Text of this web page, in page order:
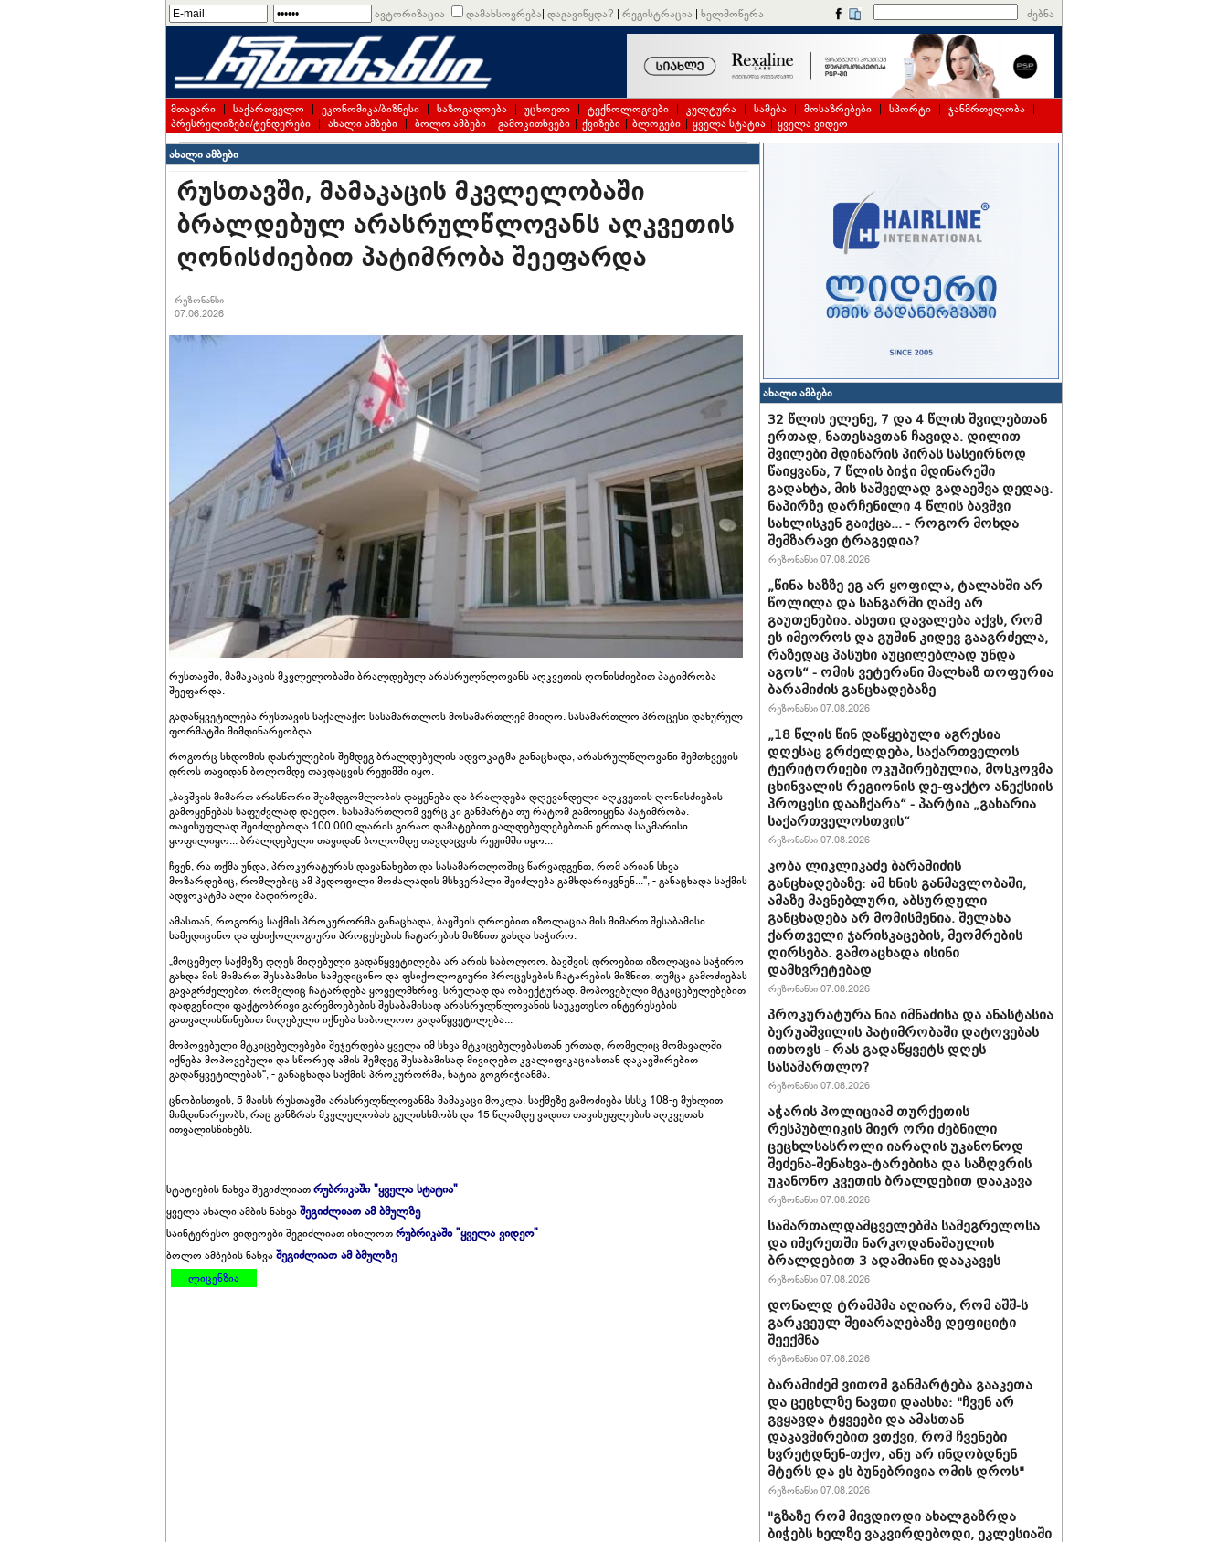
ავტორიზაცია დამახსოვრება| დაგავიწყდა? | რეგისტრაცია | ხელმოწერა ძებნა
მთავარი | საქართველო | ეკონომიკა/ბიზნესი | საზოგადოება | უცხოეთი | ტექნოლოგიები | კულტურა | სამება | მოსაზრებები | სპორტი | ჯანმრთელობა |
პრესრელიზები/ტენდერები | ახალი ამბები | ბოლო ამბები | გამოკითხვები | ქვიზები | ბლოგები | ყველა სტატია | ყველა ვიდეო
ახალი ამბები
რუსთავში, მამაკაცის მკვლელობაში
ბრალდებულ არასრულწლოვანს აღკვეთის
ღონისძიებით პატიმრობა შეეფარდა
რეზონანსი
07.06.2026
რუსთავში, მამაკაცის მკვლელობაში ბრალდებულ არასრულწლოვანს აღკვეთის ღონისძიებით პატიმრობა
შეეფარდა.
გადაწყვეტილება რუსთავის საქალაქო სასამართლოს მოსამართლემ მიიღო. სასამართლო პროცესი დახურულ
ფორმატში მიმდინარეობდა.
როგორც სხდომის დასრულების შემდეგ ბრალდებულის ადვოკატმა განაცხადა, არასრულწლოვანი შემთხვევის
დროს თავიდან ბოლომდე თავდაცვის რეჟიმში იყო.
„ბავშვის მიმართ არასწორი შუამდგომლობის დაყენება და ბრალდება დღევანდელი აღკვეთის ღონისძიების
გამოყენებას საფუძვლად დაედო. სასამართლომ ვერც კი განმარტა თუ რატომ გამოიყენა პატიმრობა.
თავისუფლად შეიძლებოდა 100 000 ლარის გირაო დამატებით ვალდებულებებთან ერთად საკმარისი
ყოფილიყო... ბრალდებული თავიდან ბოლომდე თავდაცვის რეჟიმში იყო...
ჩვენ, რა თქმა უნდა, პროკურატურას დავანახებთ და სასამართლოშიც წარვადგენთ, რომ არიან სხვა
მოზარდებიც, რომლებიც ამ პედოფილი მოძალადის მსხვერპლი შეიძლება გამხდარიყვნენ...", - განაცხადა საქმის
ადვოკატმა ალი ბადიროვმა.
ამასთან, როგორც საქმის პროკურორმა განაცხადა, ბავშვის დროებით იზოლაცია მის მიმართ შესაბამისი
სამედიცინო და ფსიქოლოგიური პროცესების ჩატარების მიზნით გახდა საჭირო.
„მოცემულ საქმეზე დღეს მიღებული გადაწყვეტილება არ არის საბოლოო. ბავშვის დროებით იზოლაცია საჭირო
გახდა მის მიმართ შესაბამისი სამედიცინო და ფსიქოლოგიური პროცესების ჩატარების მიზნით, თუმცა გამოძიებას
გავაგრძელებთ, რომელიც ჩატარდება ყოველმხრივ, სრულად და ობიექტურად. მოპოვებული მტკიცებულებებით
დადგენილი ფაქტობრივი გარემოებების შესაბამისად არასრულწლოვანის საუკეთესო ინტერესების
გათვალისწინებით მიღებული იქნება საბოლოო გადაწყვეტილება...
მოპოვებული მტკიცებულებები შეჯერდება ყველა იმ სხვა მტკიცებულებასთან ერთად, რომელიც მომავალში
იქნება მოპოვებული და სწორედ ამის შემდეგ შესაბამისად მივიღებთ კვალიფიკაციასთან დაკავშირებით
გადაწყვეტილებას", - განაცხადა საქმის პროკურორმა, ხატია გოგრიჭიანმა.
ცნობისთვის, 5 მაისს რუსთავში არასრულწლოვანმა მამაკაცი მოკლა. საქმეზე გამოძიება სსსკ 108-ე მუხლით
მიმდინარეობს, რაც განზრახ მკვლელობას გულისხმობს და 15 წლამდე ვადით თავისუფლების აღკვეთას
ითვალისწინებს.
სტატიების ნახვა შეგიძლიათრუბრიკაში "ყველა სტატია"
ყველა ახალი ამბის ნახვაშეგიძლიათ ამ ბმულზე
საინტერესო ვიდეოები შეგიძლიათ იხილოთრუბრიკაში "ყველა ვიდეო"
ბოლო ამბების ნახვაშეგიძლიათ ამ ბმულზე
ლიცენზია
ახალი ამბები
32 წლის ელენე, 7 და 4 წლის შვილებთან
ერთად, ნათესავთან ჩავიდა. დილით
შვილები მდინარის პირას სასეირნოდ
წაიყვანა, 7 წლის ბიჭი მდინარეში
გადახტა, მის საშველად გადაეშვა დედაც.
ნაპირზე დარჩენილი 4 წლის ბავშვი
სახლისკენ გაიქცა... - როგორ მოხდა
შემზარავი ტრაგედია?
რეზონანსი 07.08.2026
„წინა ხაზზე ეგ არ ყოფილა, ტალახში არ
წოლილა და სანგარში ღამე არ
გაუთენებია. ასეთი დავალება აქვს, რომ
ეს იმეოროს და გუშინ კიდევ გააგრძელა,
რაზედაც პასუხი აუცილებლად უნდა
აგოს“ - ომის ვეტერანი მალხაზ თოფურია
ბარამიძის განცხადებაზე
რეზონანსი 07.08.2026
„18 წლის წინ დაწყებული აგრესია
დღესაც გრძელდება, საქართველოს
ტერიტორიები ოკუპირებულია, მოსკოვმა
ცხინვალის რეგიონის დე-ფაქტო ანექსიის
პროცესი დააჩქარა“ - პარტია „გახარია
საქართველოსთვის“
რეზონანსი 07.08.2026
კობა ლიკლიკაძე ბარამიძის
განცხადებაზე: ამ ხნის განმავლობაში,
ამაზე მავნებლური, აბსურდული
განცხადება არ მომისმენია. შელახა
ქართველი ჯარისკაცების, მეომრების
ღირსება. გამოაცხადა ისინი
დამხვრეტებად
რეზონანსი 07.08.2026
პროკურატურა ნია იმნაძისა და ანასტასია
ბერუაშვილის პატიმრობაში დატოვებას
ითხოვს - რას გადაწყვეტს დღეს
სასამართლო?
რეზონანსი 07.08.2026
აჭარის პოლიციამ თურქეთის
რესპუბლიკის მიერ ორი ძებნილი
ცეცხლსასროლი იარაღის უკანონოდ
შეძენა-შენახვა-ტარებისა და საზღვრის
უკანონო კვეთის ბრალდებით დააკავა
რეზონანსი 07.08.2026
სამართალდამცველებმა სამეგრელოსა
და იმერეთში ნარკოდანაშაულის
ბრალდებით 3 ადამიანი დააკავეს
რეზონანსი 07.08.2026
დონალდ ტრამპმა აღიარა, რომ აშშ-ს
გარკვეულ შეიარაღებაზე დეფიციტი
შეექმნა
რეზონანსი 07.08.2026
ბარამიძემ ვითომ განმარტება გააკეთა
და ცეცხლზე ნავთი დაასხა: "ჩვენ არ
გვყავდა ტყვეები და ამასთან
დაკავშირებით ვთქვი, რომ ჩვენები
ხვრეტდნენ-თქო, ანუ არ ინდობდნენ
მტერს და ეს ბუნებრივია ომის დროს"
რეზონანსი 07.08.2026
"გზაზე რომ მივდიოდი ახალგაზრდა
ბიჭებს ხელზე ვაკვირდებოდი, ეკლესიაში